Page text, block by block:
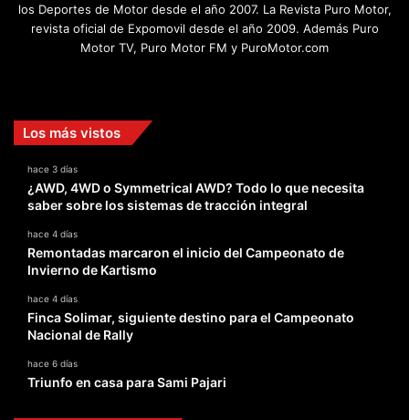
los Deportes de Motor desde el año 2007. La Revista Puro Motor,
revista oficial de Expomovil desde el año 2009. Además Puro
Motor TV, Puro Motor FM y PuroMotor.com
Los más vistos
hace 3 días
¿AWD, 4WD o Symmetrical AWD? Todo lo que necesita
saber sobre los sistemas de tracción integral
hace 4 días
Remontadas marcaron el inicio del Campeonato de
Invierno de Kartismo
hace 4 días
Finca Solimar, siguiente destino para el Campeonato
Nacional de Rally
hace 6 días
Triunfo en casa para Sami Pajari